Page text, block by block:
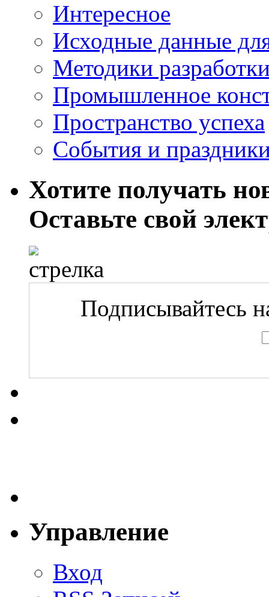
Интересное
Исходные данные
Методики
Промышленное
Пространство успеха
События и
Хотите получать
Оставьте свой
Подписывайтесь
Управление
Вход